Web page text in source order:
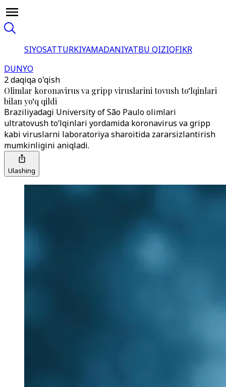
SIYOSATTURKIYAMADANIYATBU QIZIQFIKR
DUNYO
2 daqiqa o'qish
Olimlar koronavirus va gripp viruslarini tovush to‘lqinlari
bilan yo‘q qildi
Braziliyadagi University of São Paulo olimlari
ultratovush to‘lqinlari yordamida koronavirus va gripp
kabi viruslarni laboratoriya sharoitida zararsizlantirish
mumkinligini aniqladi.
Ulashing